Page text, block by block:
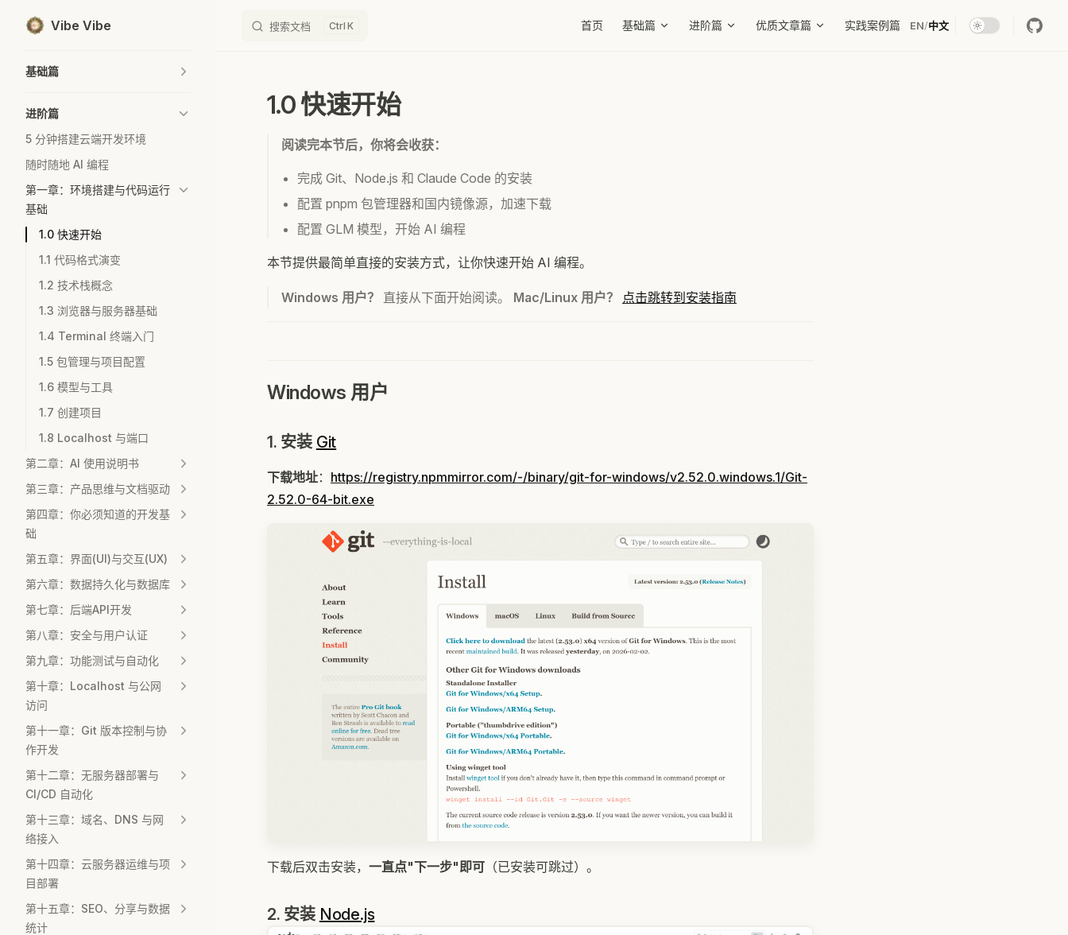
Skip to content
Vibe Vibe 搜索文档 K 首页 基础篇 进阶篇 优质文章篇 实践案例篇 EN/中文
基础篇
进阶篇
5 分钟搭建云端开发环境
随时随地 AI 编程
第一章：环境搭建与代码运行
基础
1.0 快速开始
1.1 代码格式演变
1.2 技术栈概念
1.3 浏览器与服务器基础
1.4 Terminal 终端入门
1.5 包管理与项目配置
1.6 模型与工具
1.7 创建项目
1.8 Localhost 与端口
第二章：AI 使用说明书
第三章：产品思维与文档驱动
第四章：你必须知道的开发基
础
第五章：界面(UI)与交互(UX)
第六章：数据持久化与数据库
第七章：后端API开发
第八章：安全与用户认证
第九章：功能测试与自动化
第十章：Localhost 与公网
访问
第十一章：Git 版本控制与协
作开发
第十二章：无服务器部署与
CI/CD 自动化
第十三章：域名、DNS 与网
络接入
第十四章：云服务器运维与项
目部署
第十五章：SEO、分享与数据
统计
1.0 快速开始
阅读完本节后，你将会收获：
完成 Git、Node.js 和 Claude Code 的安装
配置 pnpm 包管理器和国内镜像源，加速下载
配置 GLM 模型，开始 AI 编程
本节提供最简单直接的安装方式，让你快速开始 AI 编程。
Windows 用户？ 直接从下面开始阅读。 Mac/Linux 用户？ 点击跳转到安装指南
Windows 用户
1. 安装 Git
下载地址： https://registry.npmmirror.com/-/binary/git-for-windows/v2.52.0.windows.1/Git-
2.52.0-64-bit.exe
下载后双击安装， 一直点"下一步"即可 （已安装可跳过）。
2. 安装 Node.js